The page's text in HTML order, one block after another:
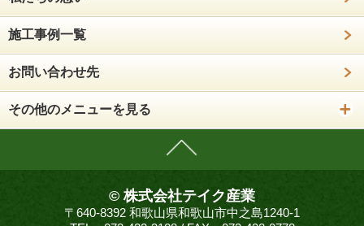
施工事例一覧
お問い合わせ先
その他のメニューを見る
© 株式会社テイク産業
〒640-8392 和歌山県和歌山市中之島1240-1